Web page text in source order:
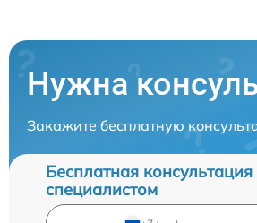
Нужна
Закажите бесплатную
Бесплатная консультация
специалистом